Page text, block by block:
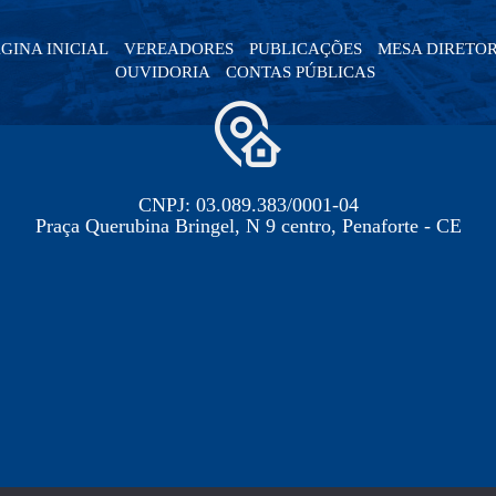
INICIAL VEREADORES PUBLICAÇÕES
MESA
OUVIDORIA
CONTAS PÚBLICAS
CNPJ: 03.089.383/0001-04
Praça Querubina Bringel, N 9 centro, Penaforte - CE